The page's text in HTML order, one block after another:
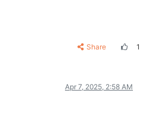
Share 1
Apr 7, 2025, 2:58 AM